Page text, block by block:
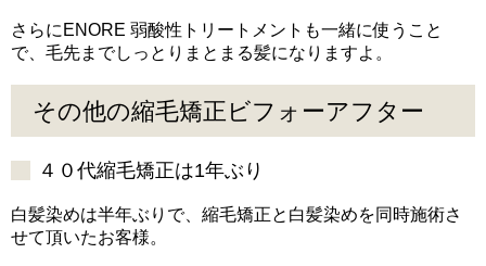
さらにENORE 弱酸性トリートメントも一緒に使うこと
で、毛先までしっとりまとまる髪になりますよ。
その他の縮毛矯正ビフォーアフター
４０代縮毛矯正は1年ぶり
白髪染めは半年ぶりで、縮毛矯正と白髪染めを同時施術さ
せて頂いたお客様。